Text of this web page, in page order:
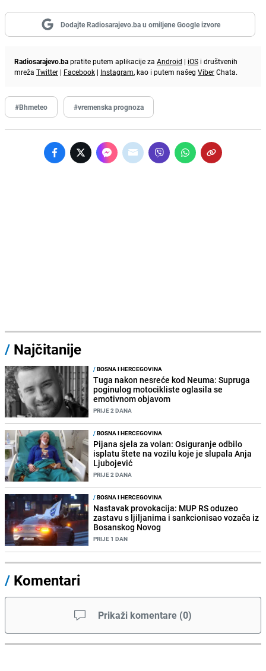
Dodajte Radiosarajevo.ba u omiljene Google izvore
Radiosarajevo.bapratite putem aplikacije za Android | iOS i društvenih
mreža Twitter | Facebook | Instagram, kao i putem našeg ViberChata.
#Bhmeteo #vremenska prognoza
/ Najčitanije
/BOSNA I HERCEGOVINA
Tuga nakon nesreće kod Neuma: Supruga
poginulog motocikliste oglasila se
emotivnom objavom
PRIJE 2 DANA
/BOSNA I HERCEGOVINA
Pijana sjela za volan: Osiguranje odbilo
isplatu štete na vozilu koje je slupala Anja
Ljubojević
PRIJE 2 DANA
/BOSNA I HERCEGOVINA
Nastavak provokacija: MUP RS oduzeo
zastavu s ljiljanima i sankcionisao vozača iz
Bosanskog Novog
PRIJE 1 DAN
/ Komentari
Prikaži komentare (0)